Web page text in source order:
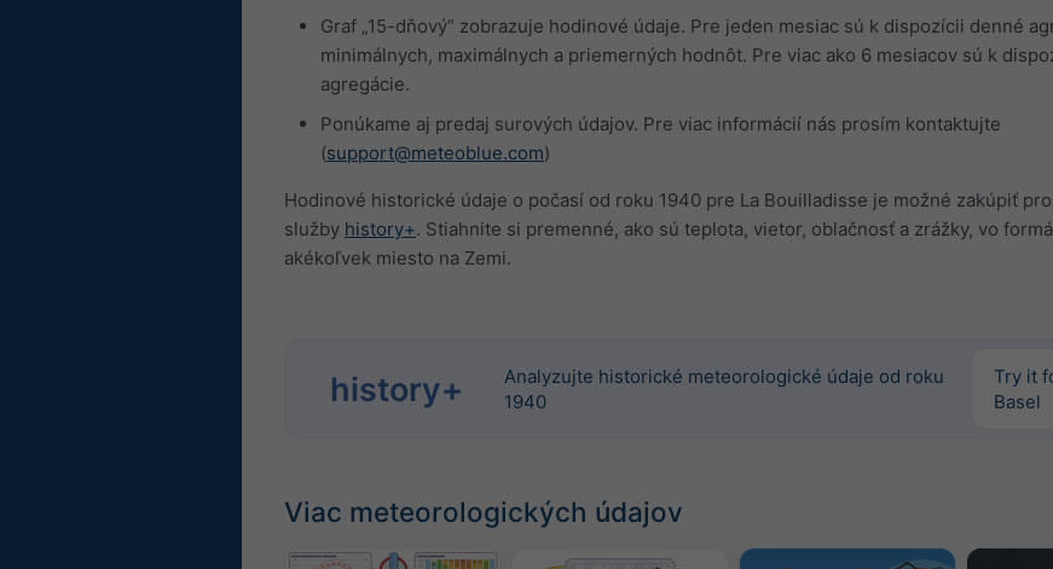
Graf „15-dňový“ zobrazuje hodinové údaje. Pre jeden mesiac sú k dispozícii denné
minimálnych, maximálnych a priemerných hodnôt. Pre viac ako 6 mesiacov sú k
agregácie.
Ponúkame aj predaj surových údajov. Pre viac informácií nás prosím kontaktujte
(support@meteoblue.com)
Hodinové historické údaje o počasí od roku 1940 pre La Bouilladisse je možné zakúpiť
služby history+. Stiahnite si premenné, ako sú teplota, vietor, oblačnosť a zrážky, vo
akékoľvek miesto na Zemi.
history+
Analyzujte historické meteorologické údaje od roku
1940
Try it
Basel
Viac meteorologických údajov